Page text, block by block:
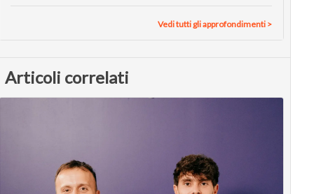
Vedi tutti gli approfondimenti >
Articoli correlati